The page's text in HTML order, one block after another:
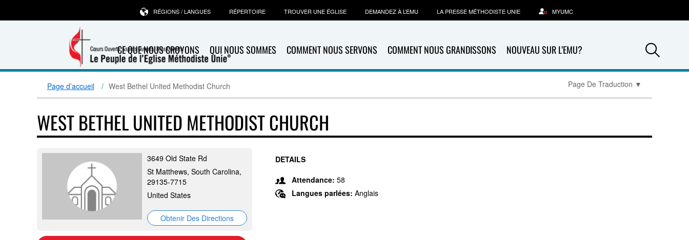
CE QUE NOUS CROYONS QUI NOUS SOMMES COMMENT NOUS SERVONS COMMENT NOUS GRANDISSONS NOUVEAU SUR L’EMU?
RÉGIONS / LANGUES RÉPERTOIRE TROUVER UNE ÉGLISE DEMANDEZ À L’EMU LA PRESSE MÉTHODISTE UNIE MYUMC
Page d’accueil West Bethel United Methodist Church Page De Traduction ▼
WEST BETHEL UNITED METHODIST CHURCH
3649 Old State Rd
St Matthews, South Carolina,
29135-7715
United States
Obtenir Des Directions
DETAILS
Attendance: 58
Langues parlées: Anglais